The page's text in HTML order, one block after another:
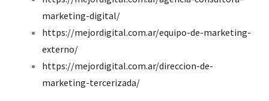
marketing-digital/
https://mejordigital.com.ar/equipo-de-marketing-
externo/
https://mejordigital.com.ar/direccion-de-
marketing-tercerizada/